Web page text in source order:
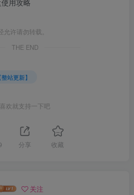
用攻略
许请勿转载。
THE END
站更新】
喜欢就支持一下吧
分享 收藏
关注